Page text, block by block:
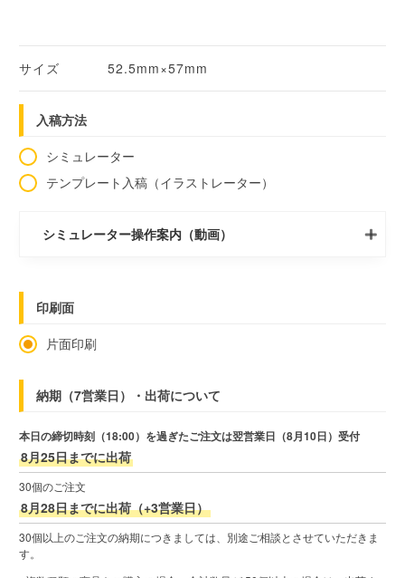
サイズ 52.5mm×57mm
入稿方法
シミュレーター
テンプレート入稿（イラストレーター）
シミュレーター操作案内（動画）
印刷面
片面印刷
納期（7営業日）・出荷について
本日の締切時刻（18:00）を過ぎたご注文は翌営業日（8月10日）受付
8月25日までに出荷
30個のご注文
8月28日までに出荷（+3営業日）
30個以上のご注文の納期につきましては、別途ご相談とさせていただきま
す。